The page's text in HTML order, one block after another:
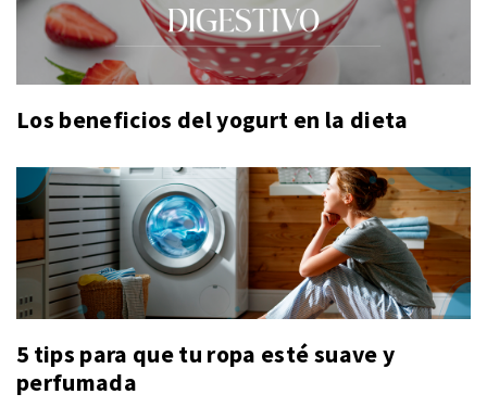
Los beneficios del yogurt en la dieta
5 tips para que tu ropa esté suave y
perfumada